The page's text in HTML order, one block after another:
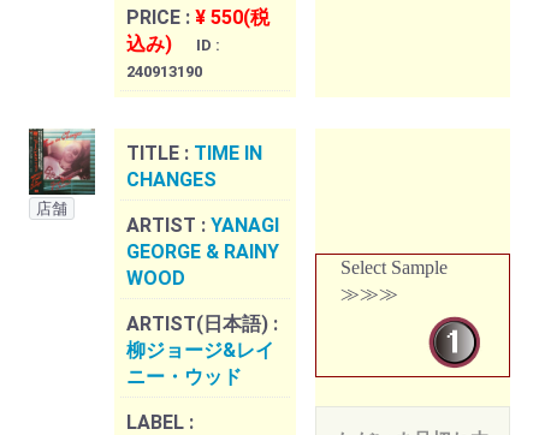
PRICE : ¥ 550(税
込み)
ID :
240913190
店舗
TITLE : TIME IN
CHANGES
ARTIST : YANAGI
GEORGE & RAINY
WOOD
ARTIST(日本語) :
柳ジョージ&レイ
ニー・ウッド
LABEL :
Select Sample
≫≫≫